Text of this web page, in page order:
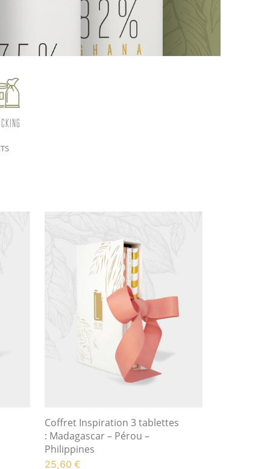
Coffret Inspiration 3 tablettes
: Madagascar – Pérou –
Philippines
25,60 €